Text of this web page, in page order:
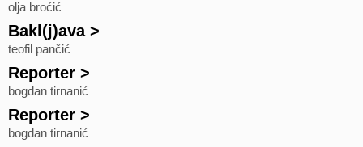
olja broćić
Bakl(j)ava>
teofil pančić
Reporter >
bogdan tirnanić
Reporter >
bogdan tirnanić